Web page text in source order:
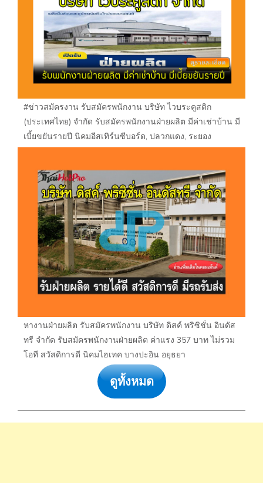
#ข่าวสมัครงาน รับสมัครพนักงาน บริษัท ไวบระคูสติก
(ประเทศไทย) จำกัด รับสมัครพนักงานฝ่ายผลิต มีค่าเช่าบ้าน มี
เบี้ยขยันรายปี นิคมอีสเทิร์นซีบอร์ด, ปลวกแดง, ระยอง
หางานฝ่ายผลิต รับสมัครพนักงาน บริษัท ดิสค์ พริซิชั่น อินดัส
ทรี จำกัด รับสมัครพนักงานฝ่ายผลิต ค่าแรง 357 บาท ไม่รวม
โอที สวัสดิการดี นิคมไฮเทค บางปะอิน อยุธยา
ดูทั้งหมด